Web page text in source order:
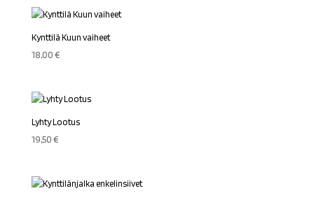
Kynttilä Kuun vaiheet
18,00€
Lyhty Lootus
19,50€